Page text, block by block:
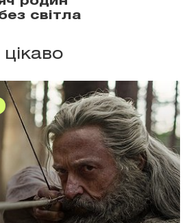
світла